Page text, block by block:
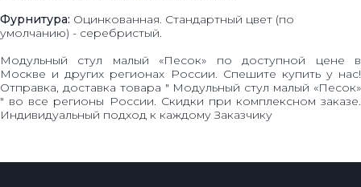
Фурнитура: Оцинкованная. Стандартный цвет (по
умолчанию) - серебристый.
Модульный стул малый «Песок» по доступной цене в
Москве и других регионах России. Спешите купить у нас!
Отправка, доставка товара " Модульный стул малый «Песок»
" во все регионы России. Скидки при комплексном заказе.
Индивидуальный подход к каждому Заказчику